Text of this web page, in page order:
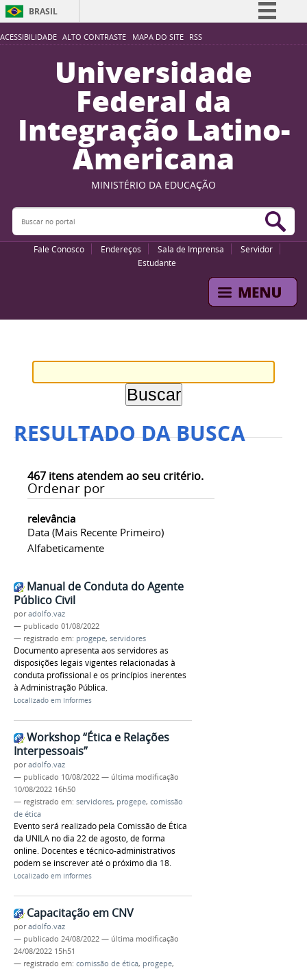
ACESSIBILIDADE ALTO CONTRASTE MAPA DO SITE RSS
BRASIL
Simplifique!
Participe
Acesso à informação
Legislação
Canais
Universidade
Federal da
Integração Latino-
Americana
MINISTÉRIO DA EDUCAÇÃO
Buscar no portal
Fale Conosco Endereços Sala de Imprensa
Servidor
Estudante
RESULTADO DA BUSCA
467 itens atendem ao seu critério.
Ordenar por
relevância
Data (mais Recente Primeiro)
Alfabeticamente
Manual de Conduta do Agente
Público Civil
poradolfo.vaz
— publicado 01/08/2022
— registrado em: progepe, servidores
Documento apresenta aos servidores as
disposições legais vigentes relacionadas à
conduta profissional e os princípios inerentes
à Administração Pública.
Localizado em Informes
Workshop “Ética e Relações
Interpessoais”
poradolfo.vaz
— publicado 10/08/2022 — última modificação
10/08/2022 16h50
— registrado em: servidores, progepe, comissão
de ética
Evento será realizado pela Comissão de Ética
da UNILA no dia 22 de agosto, de forma
online. Docentes e técnico-administrativos
podem se inscrever até o próximo dia 18.
Localizado em Informes
Capacitação em CNV
poradolfo.vaz
— publicado 24/08/2022 — última modificação
24/08/2022 15h51
— registrado em: comissão de ética, progepe,